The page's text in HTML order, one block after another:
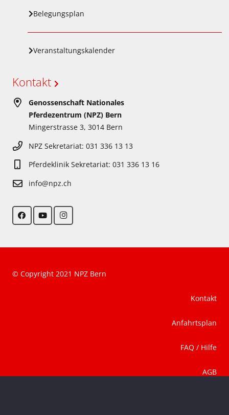
Belegungsplan
Veranstaltungskalender
Kontakt
Genossenschaft Nationales
Pferdezentrum (NPZ) Bern
Mingerstrasse 3, 3014 Bern
NPZ Sekretariat: 031 336 13 13
Pferdeklinik Sekretariat: 031 336 13 16
info@npz.ch
© Copyright 2021 NPZ Bern
Kontakt
Anfahrtsplan
FAQ / Hilfe
AGB